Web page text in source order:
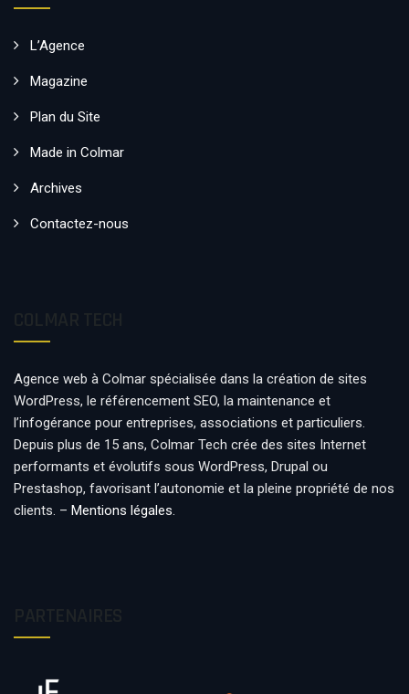
L’Agence
Magazine
Plan du Site
Made in Colmar
Archives
Contactez-nous
Agence web à Colmar spécialisée dans la création de sites
WordPress, le référencement SEO, la maintenance et
l’infogérance pour entreprises, associations et particuliers.
Depuis plus de 15 ans, Colmar Tech crée des sites Internet
performants et évolutifs sous WordPress, Drupal ou
Prestashop, favorisant l’autonomie et la pleine propriété de nos
clients. – Mentions légales.